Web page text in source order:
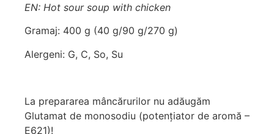
EN: Hot sour soup with chicken
Gramaj: 400 g (40 g/90 g/270 g)
Alergeni: G, C, So, Su
La prepararea mâncărurilor nu adăugăm
Glutamat de monosodiu (potenţiator de aromă –
E621)!